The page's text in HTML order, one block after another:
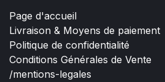
Page d'accueil
Livraison & Moyens de paiement
Politique de confidentialité
Conditions Générales de Vente
/mentions-legales